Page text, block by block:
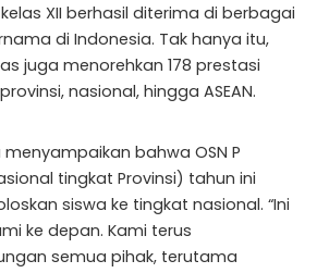
XII berhasil diterima di berbagai
di Indonesia. Tak hanya itu,
juga menorehkan 178 prestasi
nasional, hingga ASEAN.
bahwa OSN P
tingkat Provinsi) tahun ini
siswa ke tingkat nasional. “Ini
ke depan. Kami terus
semua pihak, terutama